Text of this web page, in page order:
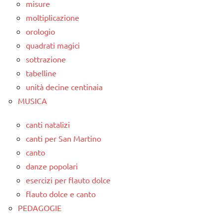
misure
moltiplicazione
orologio
quadrati magici
sottrazione
tabelline
unità decine centinaia
MUSICA
canti natalizi
canti per San Martino
canto
danze popolari
esercizi per flauto dolce
flauto dolce e canto
PEDAGOGIE